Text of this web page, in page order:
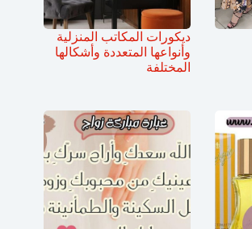
ديكورات المكاتب المنزلية
وأنواعها المتعددة وأشكالها
المختلفة